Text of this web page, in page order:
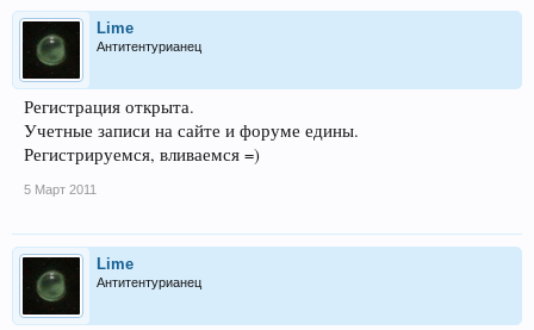
Lime
Антитентурианец
Регистрация открыта.
Учетные записи на сайте и форуме едины.
Регистрируемся, вливаемся =)
5 Март 2011
Lime
Антитентурианец